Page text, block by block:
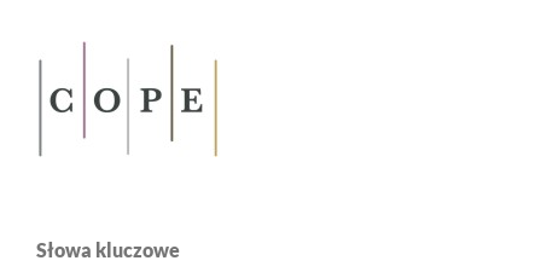
Słowa kluczowe